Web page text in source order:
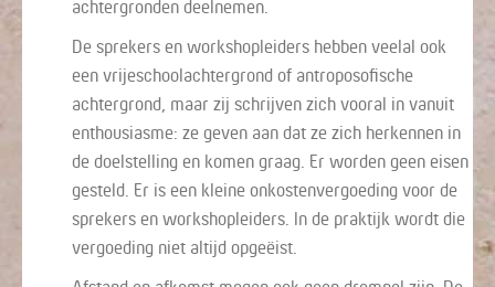
achtergronden deelnemen.
De sprekers en workshopleiders hebben veelal ook
een vrijeschoolachtergrond of antroposofische
achtergrond, maar zij schrijven zich vooral in vanuit
enthousiasme: ze geven aan dat ze zich herkennen in
de doelstelling en komen graag. Er worden geen eisen
gesteld. Er is een kleine onkostenvergoeding voor de
sprekers en workshopleiders. In de praktijk wordt die
vergoeding niet altijd opgeëist.